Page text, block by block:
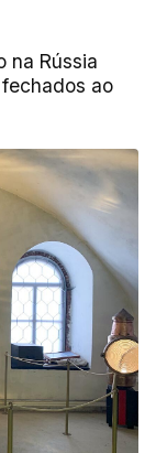
na Rússia
ao